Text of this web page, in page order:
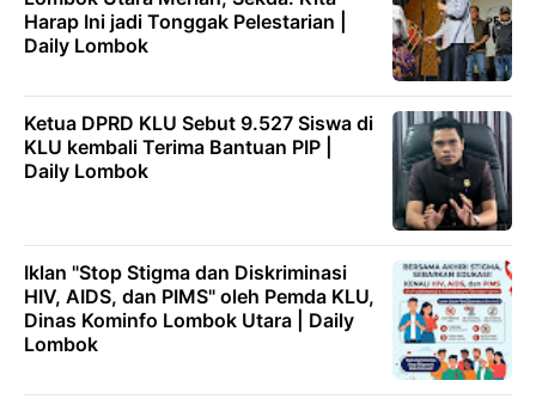
Harap Ini jadi Tonggak Pelestarian |
Daily Lombok
Ketua DPRD KLU Sebut 9.527 Siswa di
KLU kembali Terima Bantuan PIP |
Daily Lombok
Iklan "Stop Stigma dan Diskriminasi
HIV, AIDS, dan PIMS" oleh Pemda KLU,
Dinas Kominfo Lombok Utara | Daily
Lombok